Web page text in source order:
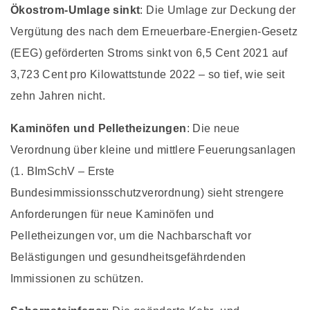
Ökostrom-Umlage sinkt: Die Umlage zur Deckung der
Vergütung des nach dem Erneuerbare-Energien-Gesetz
(EEG) geförderten Stroms sinkt von 6,5 Cent 2021 auf
3,723 Cent pro Kilowattstunde 2022 – so tief, wie seit
zehn Jahren nicht.
Kaminöfen und Pelletheizungen: Die neue
Verordnung über kleine und mittlere Feuerungsanlagen
(1. BImSchV – Erste
Bundesimmissionsschutzverordnung) sieht strengere
Anforderungen für neue Kaminöfen und
Pelletheizungen vor, um die Nachbarschaft vor
Belästigungen und gesundheitsgefährdenden
Immissionen zu schützen.